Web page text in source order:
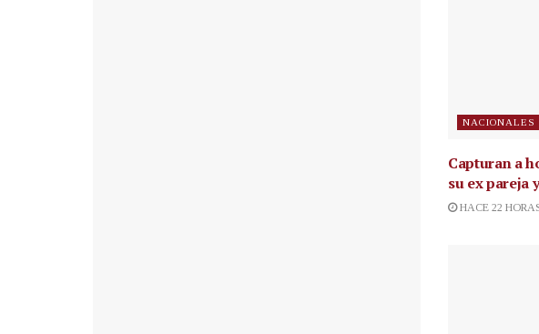
NACIONALES
Capturan a
su ex pareja
HACE 22